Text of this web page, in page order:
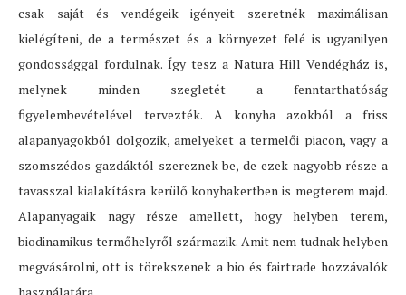
csak saját és vendégeik igényeit szeretnék maximálisan
kielégíteni, de a természet és a környezet felé is ugyanilyen
gondossággal fordulnak. Így tesz a Natura Hill Vendégház is,
melynek minden szegletét a fenntarthatóság
figyelembevételével tervezték. A konyha azokból a friss
alapanyagokból dolgozik, amelyeket a termelői piacon, vagy a
szomszédos gazdáktól szereznek be, de ezek nagyobb része a
tavasszal kialakításra kerülő konyhakertben is megterem majd.
Alapanyagaik nagy része amellett, hogy helyben terem,
biodinamikus termőhelyről származik. Amit nem tudnak helyben
megvásárolni, ott is törekszenek a bio és fairtrade hozzávalók